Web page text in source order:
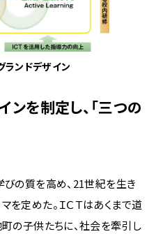
ンドデザイン
を制定し、「三つの
びの質を高め、21世紀を生き
を定めた。ＩＣＴはあくまで道
町の子供たちに、社会を牽引し